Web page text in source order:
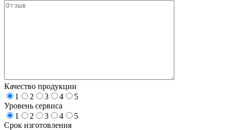
Качество продукции
1
2 3 4
5
Уровень сервиса
1
2 3 4
5
Срок изготовления